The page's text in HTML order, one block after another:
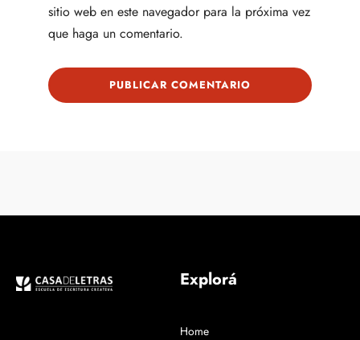
sitio web en este navegador para la próxima vez
que haga un comentario.
Explorá
Home